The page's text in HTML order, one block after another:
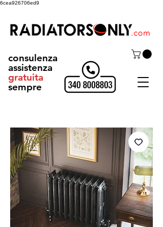
6cea926706ed9
consulenza
assistenza
gratuita
sempre